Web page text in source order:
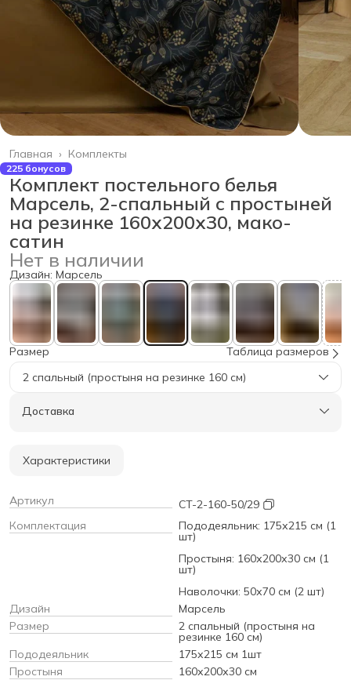
Комплекты
Главная ›
225 бонусов
Комплект постельного белья
Марсель, 2-спальный с простыней
на резинке 160х200х30, мако-
сатин
Нет в наличии
Дизайн: Марсель
Размер
Таблица размеров
2 спальный (простыня на резинке 160 см)
Доставка
Характеристики
Артикул
CT-2-160-50/29
Комплектация
Пододеяльник: 175х215 см (1
шт)
Простыня: 160х200х30 см (1
шт)
Наволочки: 50х70 см (2 шт)
Дизайн
Марсель
Размер
2 спальный (простыня на
резинке 160 см)
Пододеяльник
175х215 см 1шт
Простыня
160х200х30 см